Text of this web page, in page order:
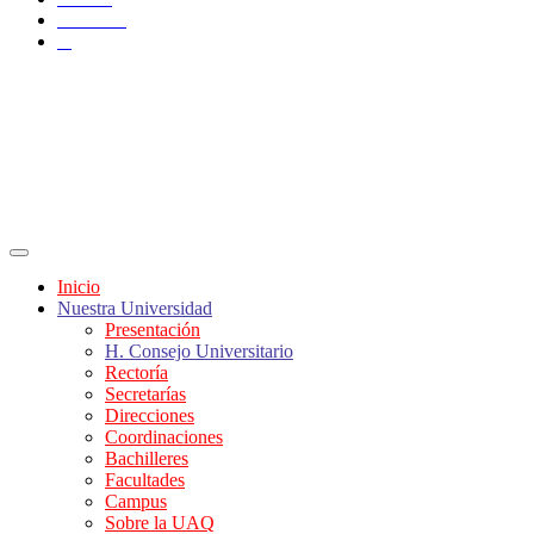
Inicio
Nuestra Universidad
Presentación
H. Consejo Universitario
Rectoría
Secretarías
Direcciones
Coordinaciones
Bachilleres
Facultades
Campus
Sobre la UAQ